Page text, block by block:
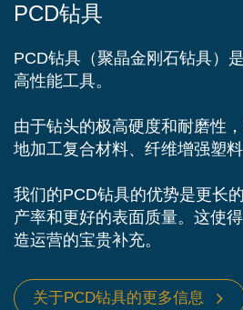
PCD钻具
PCD钻具（聚晶金刚石钻具）
高性能工具。
由于钻头的极高硬度和耐磨性
地加工复合材料、纤维增强塑料
我们的PCD钻具的优势是更长
产率和更好的表面质量。这使
造运营的宝贵补充。
关于PCD钻具的更多信息